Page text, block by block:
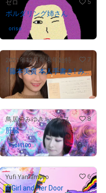
ゼロ 5
ボルダリング姉さん
oriso さんが保有中
2021年12月年末年始特設ストア 7
「藤本美貴 本人手書き！ みんな大好き！庄司家の超時短レシピ！」
66,600
鳥居のみゆきちゃんストア 8
肝臓
RyoH10079
4
さんが保有中
Yufi Yamamoto 6
A Girl and Her Door